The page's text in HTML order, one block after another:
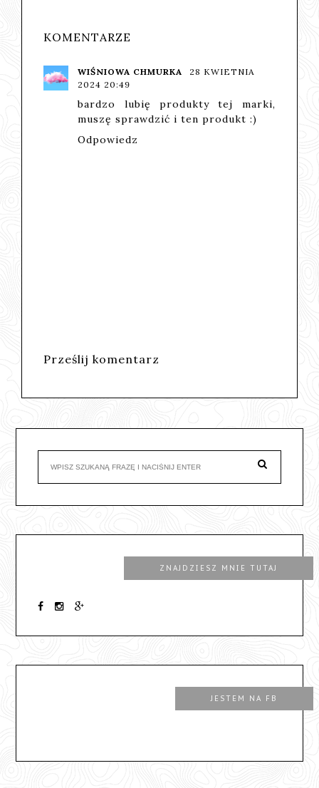
KOMENTARZE
WIŚNIOWA CHMURKA
28 KWIETNIA
2024 20:49
bardzo lubię produkty tej marki,
muszę sprawdzić i ten produkt :)
Odpowiedz
Prześlij komentarz
ZNAJDZIESZ MNIE TUTAJ
JESTEM NA FB